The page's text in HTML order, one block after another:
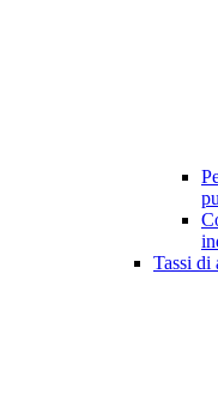
Tassi di